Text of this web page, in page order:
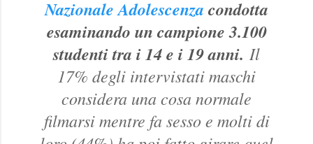
Nazionale Adolescenza condotta
esaminando un campione 3.100
studenti tra i 14 e i 19 anni. Il
17% degli intervistati maschi
considera una cosa normale
filmarsi mentre fa sesso e molti di